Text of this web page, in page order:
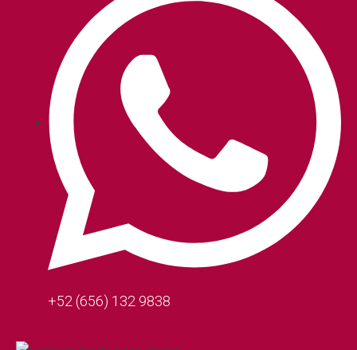
+52 (656) 132 9838